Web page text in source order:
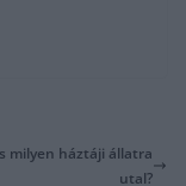
milyen háztáji állatra
utal?